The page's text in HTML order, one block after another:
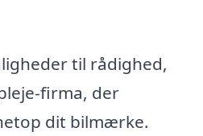
til rådighed,
firma, der
dit bilmærke.